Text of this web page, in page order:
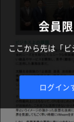
会員
ここから先は「ビ
ログイン